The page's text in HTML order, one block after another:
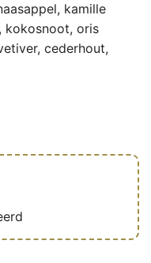
kamille
kokosnoot, oris
cederhout,
100 ml) - Maison